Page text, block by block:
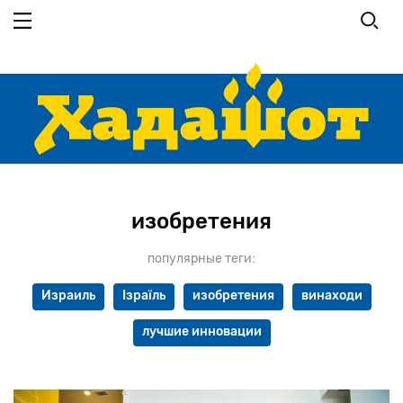
изобретения
популярные теги:
Израиль Ізраїль изобретения винаходи
лучшие инновации